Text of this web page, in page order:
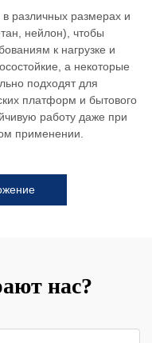
различных размерах и
нейлон), чтобы
к нагрузке и
а некоторые
подходят для
платформ и бытового
работу даже при
применении.
нас?